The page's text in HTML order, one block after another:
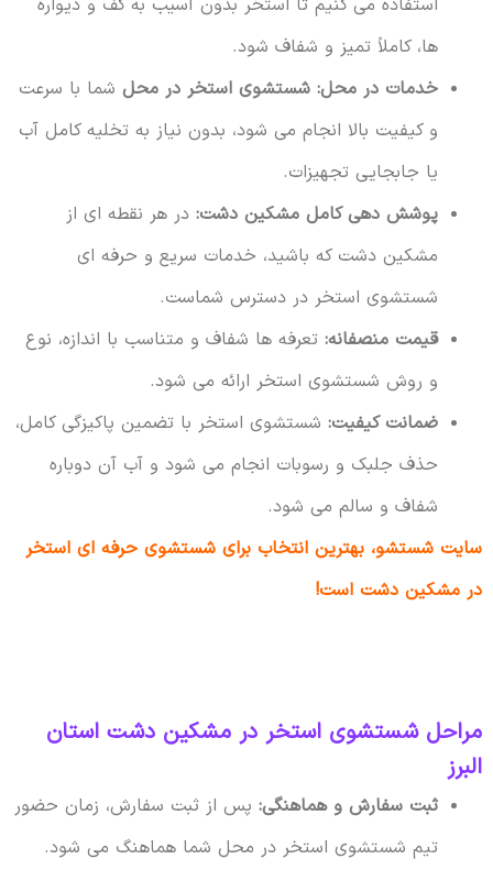
ها، کاملاً تمیز و شفاف شود.
خدمات در محل: شستشوی استخر در محلشما با سرعت
و کیفیت بالا انجام می شود، بدون نیاز به تخلیه کامل آب
یا جابجایی تجهیزات.
پوشش دهی کامل مشکین دشت:در هر نقطه ای از
مشکین دشت که باشید، خدمات سریع و حرفه ای
شستشوی استخر در دسترس شماست.
قیمت منصفانه:تعرفه ها شفاف و متناسب با اندازه، نوع
و روش شستشوی استخر ارائه می شود.
ضمانت کیفیت:شستشوی استخر با تضمین پاکیزگی کامل،
حذف جلبک و رسوبات انجام می شود و آب آن دوباره
شفاف و سالم می شود.
سایت شستشو، بهترین انتخاب برای شستشوی حرفه ای استخر
در مشکین دشت است!
مراحل شستشوی استخر در مشکین دشت استان
البرز
ثبت سفارش و هماهنگی:پس از ثبت سفارش، زمان حضور
تیم شستشوی استخر در محل شما هماهنگ می شود.